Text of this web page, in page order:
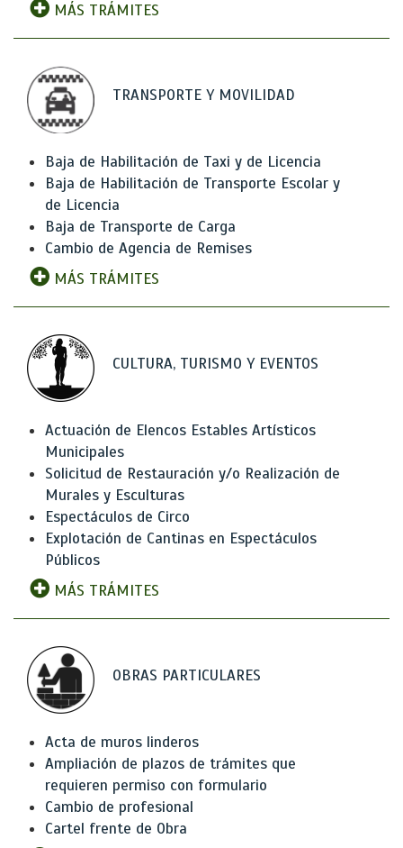
MÁS TRÁMITES
TRANSPORTE Y MOVILIDAD
Baja de Habilitación de Taxi y de Licencia
Baja de Habilitación de Transporte Escolar y
de Licencia
Baja de Transporte de Carga
Cambio de Agencia de Remises
MÁS TRÁMITES
CULTURA, TURISMO Y EVENTOS
Actuación de Elencos Estables Artísticos
Municipales
Solicitud de Restauración y/o Realización de
Murales y Esculturas
Espectáculos de Circo
Explotación de Cantinas en Espectáculos
Públicos
MÁS TRÁMITES
OBRAS PARTICULARES
Acta de muros linderos
Ampliación de plazos de trámites que
requieren permiso con formulario
Cambio de profesional
Cartel frente de Obra